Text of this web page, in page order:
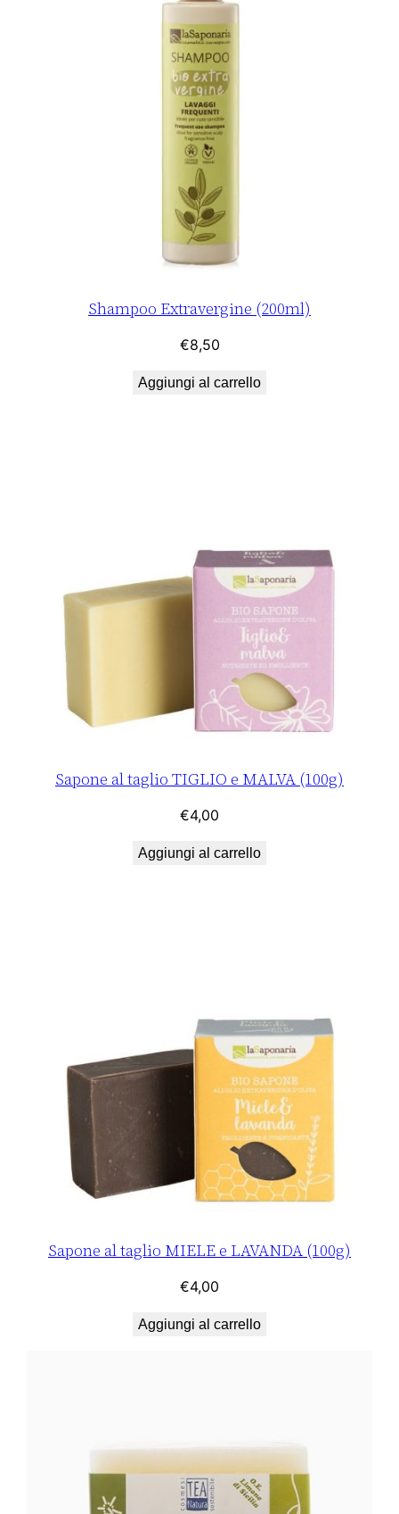
Shampoo Extravergine (200ml)
€8,50
Aggiungi al carrello
Sapone al taglio TIGLIO e MALVA (100g)
€4,00
Aggiungi al carrello
Sapone al taglio MIELE e LAVANDA (100g)
€4,00
Aggiungi al carrello